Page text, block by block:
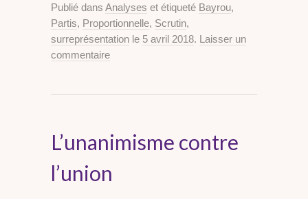
Publié dans Analyses et étiqueté Bayrou,
Partis, Proportionnelle, Scrutin,
surreprésentation le 5 avril 2018. Laisser un
commentaire
L’unanimisme contre
l’union